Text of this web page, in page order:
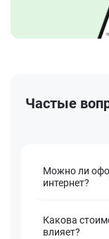
Частые
Можно ли
интернет?
Какова
влияет?